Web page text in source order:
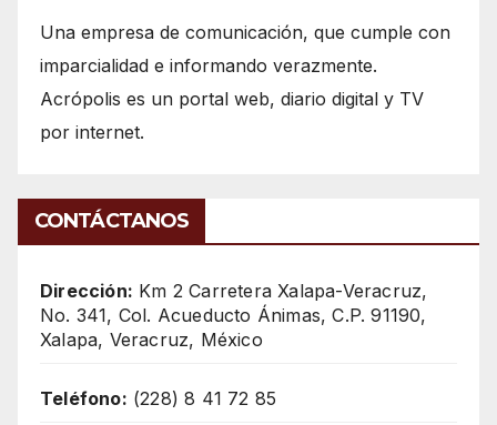
Una empresa de comunicación, que cumple con
imparcialidad e informando verazmente.
Acrópolis es un portal web, diario digital y TV
por internet.
CONTÁCTANOS
Dirección: Km 2 Carretera Xalapa-Veracruz,
No. 341, Col. Acueducto Ánimas, C.P. 91190,
Xalapa, Veracruz, México
Teléfono: (228) 8 41 72 85